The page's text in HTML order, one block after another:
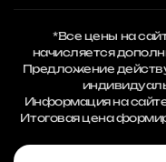
*Все цены на
начисляется
Предложение
Информация на
Итоговая цена